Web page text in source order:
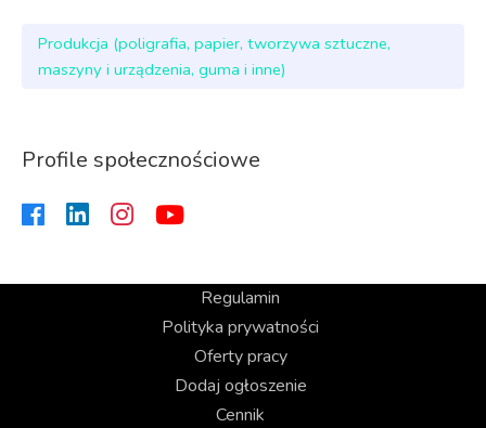
Produkcja (poligrafia, papier, tworzywa sztuczne,
maszyny i urządzenia, guma i inne)
Profile społecznościowe
Regulamin
Polityka prywatności
Oferty pracy
Dodaj ogłoszenie
Cennik